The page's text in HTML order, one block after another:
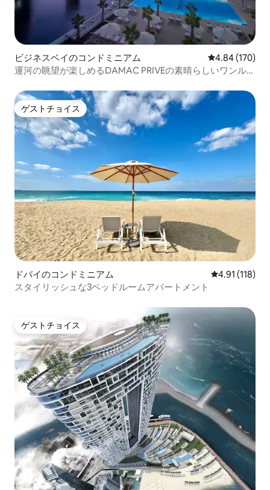
ビジネスベイのコンドミニアム レビュー170
4.84 (170)
運河の眺望が楽しめるDAMAC PRIVEの素晴らしいワンルー
ゲストチョイス
ゲストチョイス
ドバイのコンドミニアム レビュー118
4.91 (118)
スタイリッシュな3ベッドルームアパートメント
ゲストチョイス
ゲストチョイス